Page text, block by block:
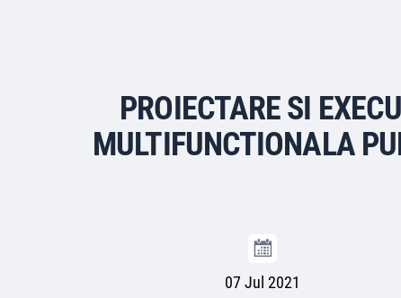
PROIECTARE SI
MULTIFUNCTIONALA
07 Jul 2021